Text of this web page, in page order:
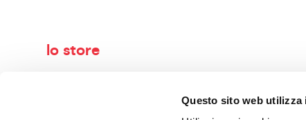
Questo sito web utilizza
lo store
Benvenuti nel mondo di Calligaris, il tuo negozio di
vendere prodotti di alta qualità, design innovativo e